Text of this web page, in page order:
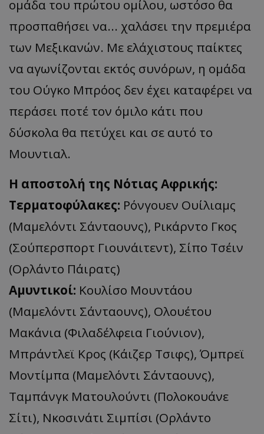
ομάδα του πρώτου ομίλου, ωστόσο θα
προσπαθήσει να... χαλάσει την πρεμιέρα
των Μεξικανών. Με ελάχιστους παίκτες
να αγωνίζονται εκτός συνόρων, η ομάδα
του Ούγκο Μπρόος δεν έχει καταφέρει να
περάσει ποτέ τον όμιλο κάτι που
δύσκολα θα πετύχει και σε αυτό το
Μουντιαλ.
Η αποστολή της Νότιας Αφρικής:
Τερματοφύλακες: Ρόνγουεν Ουίλιαμς
(Μαμελόντι Σάνταουνς), Ρικάρντο Γκος
(Σούπερσπορτ Γιουνάιτεντ), Σίπο Τσέιν
(Ορλάντο Πάιρατς)
Αμυντικοί: Κουλίσο Μουντάου
(Μαμελόντι Σάνταουνς), Ολουέτου
Μακάνια (Φιλαδέλφεια Γιούνιον),
Μπράντλεϊ Κρος (Κάιζερ Τσιφς), Όμπρεϊ
Μοντίμπα (Μαμελόντι Σάνταουνς),
Ταμπάνγκ Ματουλούντι (Πολοκουάνε
Σίτι), Νκοσινάτι Σιμπίσι (Ορλάντο